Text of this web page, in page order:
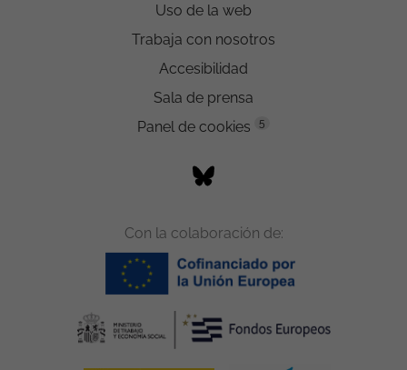
Uso de la web
Trabaja con nosotros
Accesibilidad
Sala de prensa
Panel de cookies
5
Con la colaboración de: